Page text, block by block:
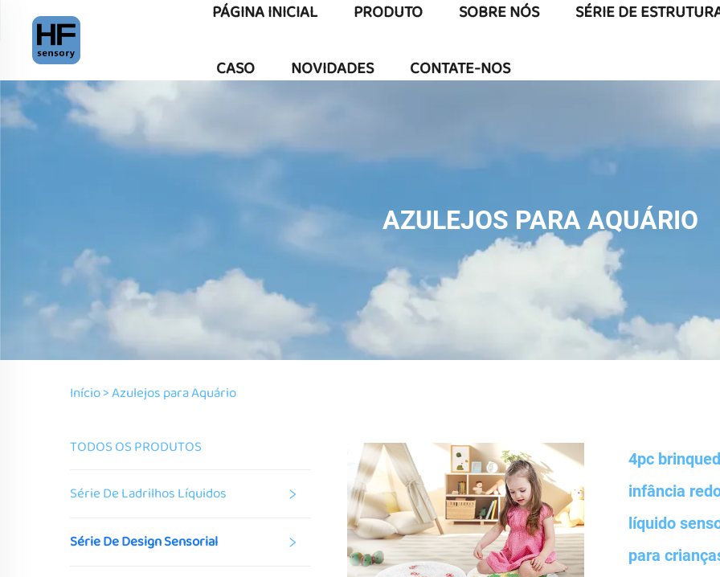
PÁGINA INICIAL PRODUTO SOBRE NÓS SÉRIE DE
CASO NOVIDADES CONTATE-NOS
AZULEJOS PARA AQUÁRIO
Início >Azulejos para Aquário
TODOS OS PRODUTOS
Série De Ladrilhos Líquidos
Série De Design Sensorial
4pc
infância
líquido
para